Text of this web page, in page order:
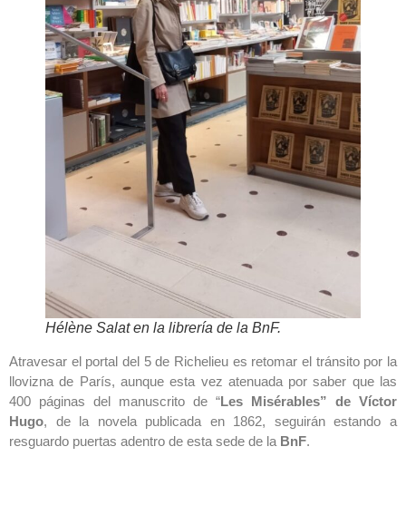
Hélène Salat en la librería de la BnF.
Atravesar el portal del 5 de Richelieu es retomar el tránsito por la
llovizna de París, aunque esta vez atenuada por saber que las
400 páginas del manuscrito de “Les Misérables” de Víctor
Hugo, de la novela publicada en 1862, seguirán estando a
resguardo puertas adentro de esta sede de la BnF.